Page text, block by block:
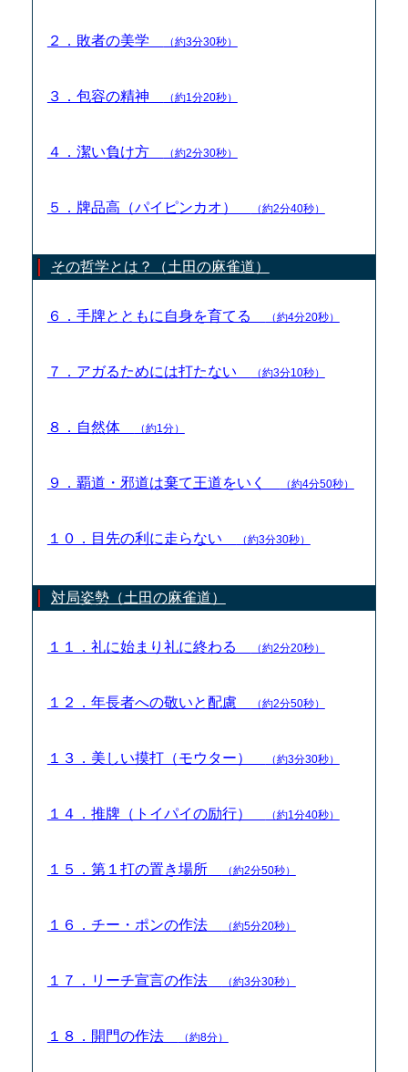
２．敗者の美学 （約3分30秒）
３．包容の精神 （約1分20秒）
４．潔い負け方 （約2分30秒）
５．牌品高（パイピンカオ） （約2分40秒）
その哲学とは？（土田の麻雀道）
６．手牌とともに自身を育てる （約4分20秒）
７．アガるためには打たない （約3分10秒）
８．自然体 （約1分）
９．覇道・邪道は棄て王道をいく （約4分50秒）
１０．目先の利に走らない （約3分30秒）
対局姿勢（土田の麻雀道）
１１．礼に始まり礼に終わる （約2分20秒）
１２．年長者への敬いと配慮 （約2分50秒）
１３．美しい摸打（モウター） （約3分30秒）
１４．推牌（トイパイの励行） （約1分40秒）
１５．第１打の置き場所 （約2分50秒）
１６．チー・ポンの作法 （約5分20秒）
１７．リーチ宣言の作法 （約3分30秒）
１８．開門の作法 （約8分）